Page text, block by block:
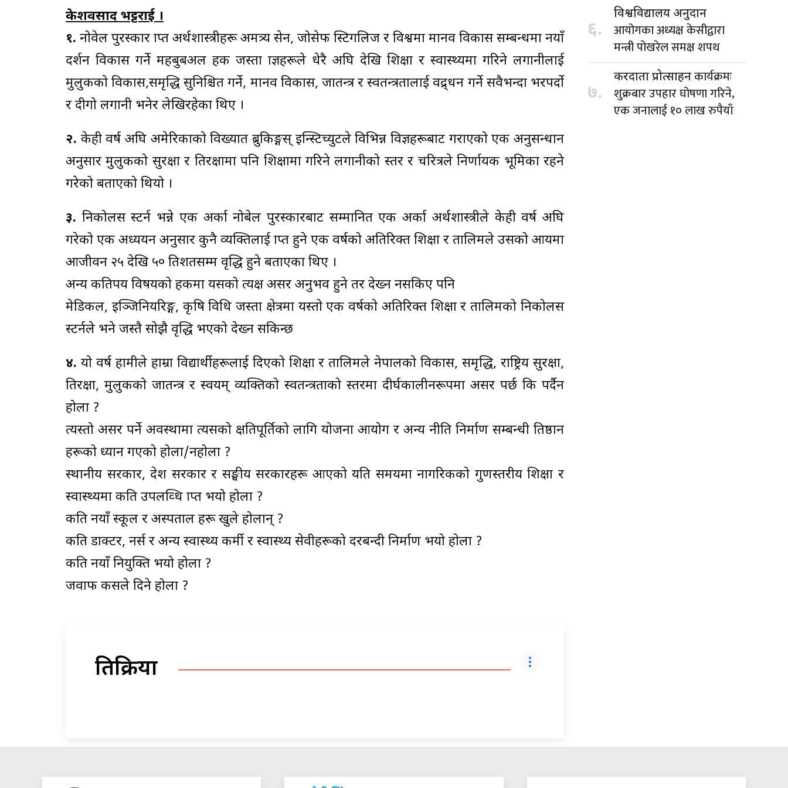
केशवप्रसाद भट्टराई ।
१. नोवेल पुरस्कार प्राप्त अर्थशास्त्रीहरू अमत्र्य सेन, जोसेफ स्टिगलिज र विश्वमा मानव विकास सम्बन्धमा नयाँ
दर्शन विकास गर्ने महबुबअल हक जस्ता प्राज्ञहरूले धेरै अघि देखि शिक्षा र स्वास्थ्यमा गरिने लगानीलाई
मुलुकको विकास,समृद्धि सुनिश्चित गर्ने, मानव विकास, प्रजातन्त्र र स्वतन्त्रतालाई प्रवद्र्धन गर्ने सवैभन्दा भरपर्दो
र दीगो लगानी भनेर लेखिरहेका थिए ।
२. केही वर्ष अघि अमेरिकाको विख्यात ब्रुकिङ्गस् इन्स्टिच्युटले विभिन्न विज्ञहरूबाट गराएको एक अनुसन्धान
अनुसार मुलुकको सुरक्षा र प्रतिरक्षामा पनि शिक्षामा गरिने लगानीको स्तर र चरित्रले निर्णायक भूमिका रहने
गरेको बताएको थियो ।
३. निकोलस स्टर्न भन्ने एक अर्का नोबेल पुरस्कारबाट सम्मानित एक अर्का अर्थशास्त्रीले केही वर्ष अघि
गरेको एक अध्ययन अनुसार कुनै व्यक्तिलाई प्राप्त हुने एक वर्षको अतिरिक्त शिक्षा र तालिमले उसको आयमा
आजीवन २५ देखि ५० प्रतिशतसम्म वृद्धि हुने बताएका थिए ।
अन्य कतिपय विषयको हकमा यसको प्रत्यक्ष असर अनुभव हुने तर देख्न नसकिए पनि
मेडिकल, इञ्जिनियरिङ्ग, कृषि प्रविधि जस्ता क्षेत्रमा यस्तो एक वर्षको अतिरिक्त शिक्षा र तालिमको निकोलस
स्टर्नले भने जस्तै सोझै वृद्धि भएको देख्न सकिन्छ
४. यो वर्ष हामीले हाम्रा विद्यार्थीहरूलाई दिएको शिक्षा र तालिमले नेपालको विकास, समृद्धि, राष्ट्रिय सुरक्षा,
प्रतिरक्षा, मुलुकको प्रजातन्त्र र स्वयम् व्यक्तिको स्वतन्त्रताको स्तरमा दीर्घकालीनरूपमा असर पर्छ कि पर्दैन
होला ?
त्यस्तो असर पर्ने अवस्थामा त्यसको क्षतिपूर्तिको लागि योजना आयोग र अन्य नीति निर्माण सम्बन्धी प्रतिष्ठान
हरूको ध्यान गएको होला/नहोला ?
स्थानीय सरकार, प्रदेश सरकार र सङ्घीय सरकारहरू आएको यति समयमा नागरिकको गुणस्तरीय शिक्षा र
स्वास्थ्यमा कति उपलव्धि प्राप्त भयो होला ?
कति नयाँ स्कूल र अस्पताल हरू खुले होलान् ?
कति डाक्टर, नर्स र अन्य स्वास्थ्य कर्मी र स्वास्थ्य सेवीहरूको दरबन्दी निर्माण भयो होला ?
कति नयाँ नियुक्ति भयो होला ?
जवाफ कसले दिने होला ?
प्रतिक्रिया
६.
विश्वविद्यालय अनुदान
आयोगका अध्यक्ष केसीद्वारा
मन्त्री पोखरेल समक्ष शपथ
७.
करदाता प्रोत्साहनकार्यक्रमः
शुक्रबार उपहार घोषणा गरिने,
एक जनालाई १० लाख रुपैयाँ